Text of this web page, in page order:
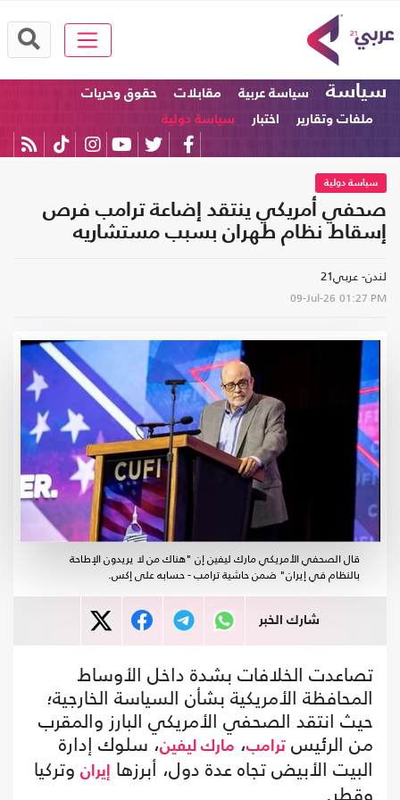
سياسة سياسة عربية مقابلات
حقوق وحريات
ملفات وتقارير
اختبار سياسة دولية
سياسة دولية
صحفي أمريكي ينتقد إضاعة ترامب فرص
إسقاط نظام طهران بسبب مستشاريه
لندن- عربي21
09-Jul-26 01:27 PM
قال الصحفي الأمريكي مارك ليفين إن "هناك من لا يريدون الإطاحة
بالنظام في إيران" ضمن حاشية ترامب - حسابه على إكس.
شارك الخبر
تصاعدت الخلافات بشدة داخل الأوساط
المحافظة الأمريكية بشأن السياسة الخارجية؛
حيث انتقد الصحفي الأمريكي البارز والمقرب
من الرئيس ترامب، مارك ليفين، سلوك إدارة
البيت الأبيض تجاه عدة دول، أبرزها
إيران وتركيا
وقطر.